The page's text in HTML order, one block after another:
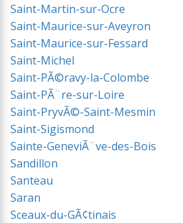
Saint-Martin-sur-Ocre
Saint-Maurice-sur-Aveyron
Saint-Maurice-sur-Fessard
Saint-Michel
Saint-PÃ©ravy-la-Colombe
Saint-PÃ¨re-sur-Loire
Saint-PryvÃ©-Saint-Mesmin
Saint-Sigismond
Sainte-GeneviÃ¨ve-des-Bois
Sandillon
Santeau
Saran
Sceaux-du-GÃ¢tinais